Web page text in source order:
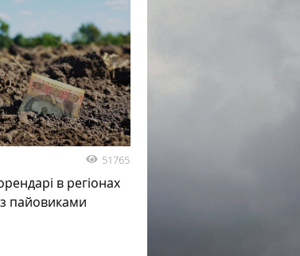
51765
в регіонах
пайовиками